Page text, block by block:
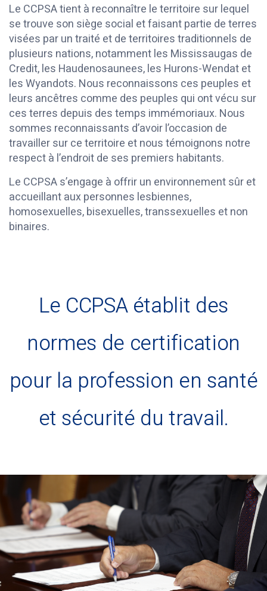
Le CCPSA tient à reconnaître le territoire sur lequel
se trouve son siège social et faisant partie de terres
visées par un traité et de territoires traditionnels de
plusieurs nations, notamment les Mississaugas de
Credit, les Haudenosaunees, les Hurons-Wendat et
les Wyandots. Nous reconnaissons ces peuples et
leurs ancêtres comme des peuples qui ont vécu sur
ces terres depuis des temps immémoriaux. Nous
sommes reconnaissants d’avoir l’occasion de
travailler sur ce territoire et nous témoignons notre
respect à l’endroit de ses premiers habitants.
Le CCPSA s’engage à offrir un environnement sûr et
accueillant aux personnes lesbiennes,
homosexuelles, bisexuelles, transsexuelles et non
binaires.
Le CCPSA établit des
normes de certification
pour la profession en santé
et sécurité du travail.